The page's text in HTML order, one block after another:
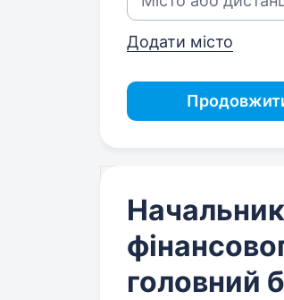
Додати місто
Начальник
головний